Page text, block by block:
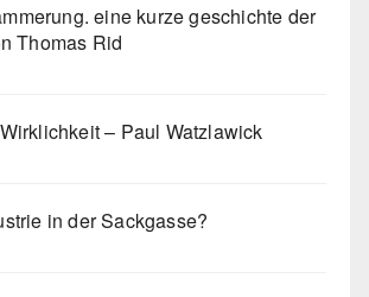
eine kurze geschichte der
Thomas Rid
– Paul Watzlawick
in der Sackgasse?